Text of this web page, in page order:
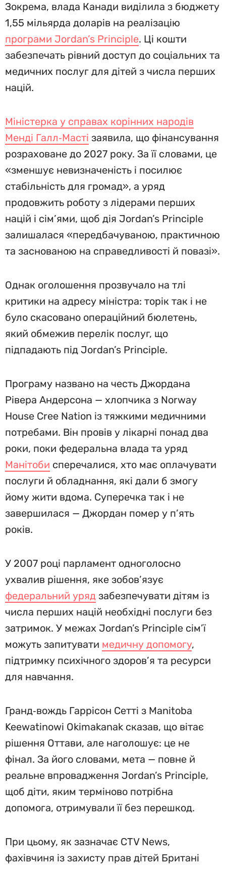
Зокрема, влада Канади виділила з бюджету
1,55 мільярда доларів на реалізацію
програми Jordan’s Principle. Ці кошти
забезпечать рівний доступ до соціальних та
медичних послуг для дітей з числа перших
націй.
Міністерка у справах корінних народів
Менді Галл‑Масті заявила, що фінансування
розраховане до 2027 року. За її словами, це
«зменшує невизначеність і посилює
стабільність для громад», а уряд
продовжить роботу з лідерами перших
націй і сім’ями, щоб дія Jordan’s Principle
залишалася «передбачуваною, практичною
та заснованою на справедливості й повазі».
Однак оголошення прозвучало на тлі
критики на адресу міністра: торік так і не
було скасовано операційний бюлетень,
який обмежив перелік послуг, що
підпадають під Jordan’s Principle.
Програму названо на честь Джордана
Рівера Андерсона — хлопчика з Norway
House Cree Nation із тяжкими медичними
потребами. Він провів у лікарні понад два
роки, поки федеральна влада та уряд
Манітоби сперечалися, хто має оплачувати
послуги й обладнання, які дали б змогу
йому жити вдома. Суперечка так і не
завершилася — Джордан помер у п’ять
років.
У 2007 році парламент одноголосно
ухвалив рішення, яке зобов’язує
федеральний уряд забезпечувати дітям із
числа перших націй необхідні послуги без
затримок. У межах Jordan’s Principle сім’ї
можуть запитувати медичну допомогу,
підтримку психічного здоров’я та ресурси
для навчання.
Гранд‑вождь Гаррісон Сетті з Manitoba
Keewatinowi Okimakanak сказав, що вітає
рішення Оттави, але наголошує: це не
фінал. За його словами, мета — повне й
реальне впровадження Jordan’s Principle,
щоб діти, яким терміново потрібна
допомога, отримували її без перешкод.
При цьому, як зазначає CTV News,
фахівчиня із захисту прав дітей Британі